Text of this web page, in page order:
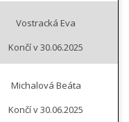
Vostracká Eva
Končí v 30.06.2025
Michalová Beáta
Končí v 30.06.2025